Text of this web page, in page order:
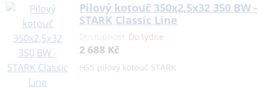
Pilový kotouč 350x2,5x32 350 BW -
STARK Classic Line
Do týdne
2 688 Kč
HSS pilový kotouč STARK